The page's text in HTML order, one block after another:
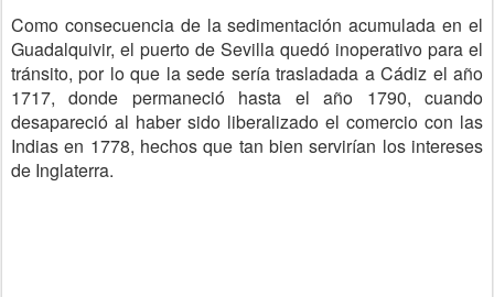
Como consecuencia de la sedimentación acumulada en el
Guadalquivir, el puerto de Sevilla quedó inoperativo para el
tránsito, por lo que la sede sería trasladada a Cádiz el año
1717, donde permaneció hasta el año 1790, cuando
desapareció al haber sido liberalizado el comercio con las
Indias en 1778, hechos que tan bien servirían los intereses
de Inglaterra.